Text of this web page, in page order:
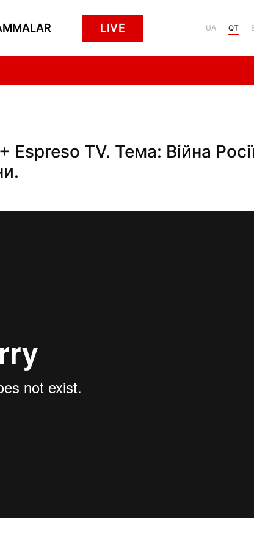
LIVE UA QT
TV. Тема: Війна